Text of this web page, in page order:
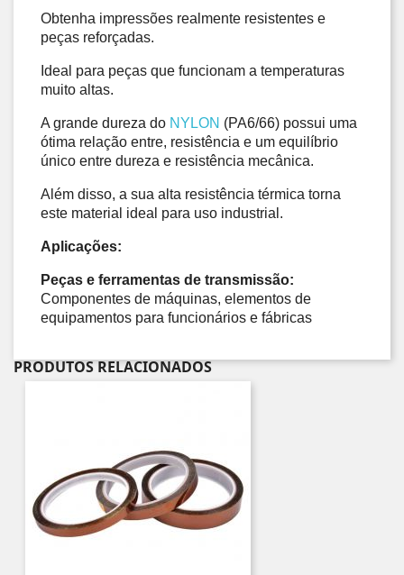
Obtenha impressões realmente resistentes e
peças reforçadas.
Ideal para peças que funcionam a temperaturas
muito altas.
A grande dureza do NYLON (PA6/66) possui uma
ótima relação entre, resistência e um equilíbrio
único entre dureza e resistência mecânica.
Além disso, a sua alta resistência térmica torna
este material ideal para uso industrial.
Aplicações:
Peças e ferramentas de transmissão:
Componentes de máquinas, elementos de
equipamentos para funcionários e fábricas
PRODUTOS RELACIONADOS